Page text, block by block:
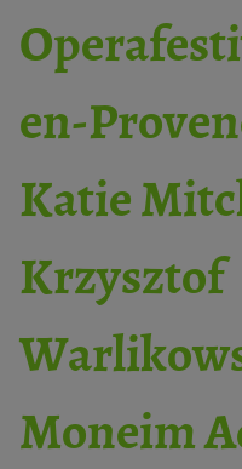
TEATERKRITIK
KULTURJOURNALISTIK
BÖCKER & FILM
29 MEDIA
KONTAKT
en-
Katie
Krzysztof
Moneim